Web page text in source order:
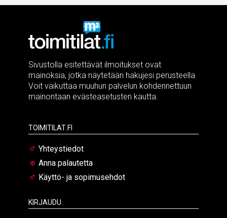
Sivustolla esitettävät ilmoitukset ovat
mainoksia, jotka näytetään hakujesi perusteella.
Voit vaikuttaa muuhun palvelun kohdennettuun
mainontaan evästeasetusten kautta.
Toimitilat.fi
Yhteystiedot
Anna palautetta
Käyttö- ja sopimusehdot
Kirjaudu